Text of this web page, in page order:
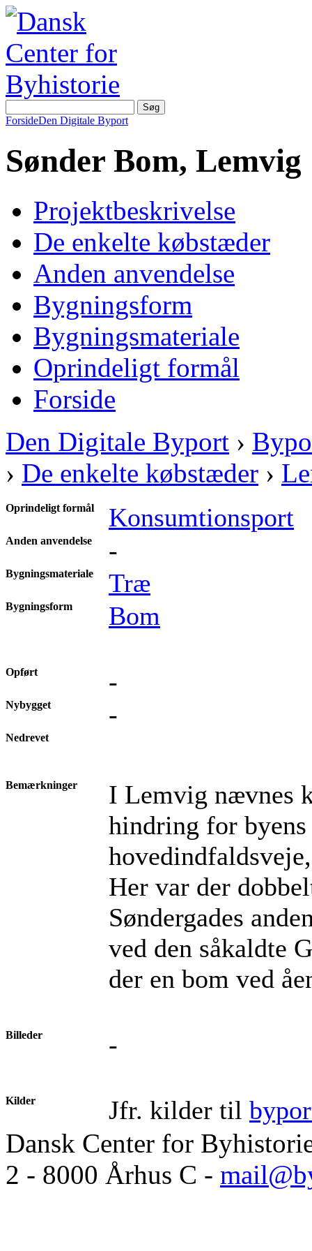
ForsideDen Digitale Byport
Sønder Bom, Lemvig
Projektbeskrivelse
De enkelte købstæder
Anden anvendelse
Bygningsform
Bygningsmateriale
Oprindeligt formål
Forside
Den Digitale Byport ›
› De enkelte købstæder ›
Oprindeligt formål Konsumtionsport
Anden anvendelse -
Bygningsmateriale Træ
Bygningsform Bom
Opført -
Nybygget -
Nedrevet
Bemærkninger
I Lemvig nævnes
hindring for
Her var der
Søndergades
ved den såkaldte
der en bom ved
Billeder -
Kilder Jfr. kilder til
Dansk Center for
2 - 8000 Århus C -